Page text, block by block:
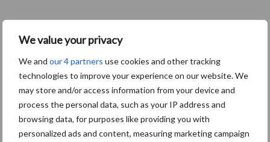
We value your privacy
We and our 4 partners use cookies and other tracking
technologies to improve your experience on our website. We
may store and/or access information from your device and
process the personal data, such as your IP address and
browsing data, for purposes like providing you with
personalized ads and content, measuring marketing campaign
Schoonmaker van het Jaar 2010
Pascal Van Der Rasieren uit Waregem (Cleaningboy)
Award voor maatschappelijk verantwoord ondernemen